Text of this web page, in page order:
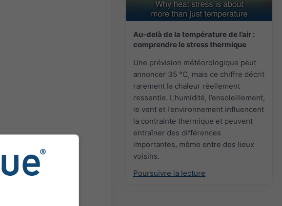
Au-delà de la température de l’air :
comprendre le stress thermique
Une prévision météorologique peut
annoncer 35 °C, mais ce chiffre décrit
rarement la chaleur réellement
ressentie. L’humidité, l’ensoleillement,
le vent et l’environnement influencent
la contrainte thermique et peuvent
entraîner des différences
importantes, même entre des lieux
voisins.
Poursuivre la lecture